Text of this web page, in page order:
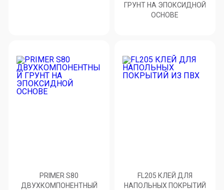
ГРУНТ НА ЭПОКСИДНОЙ
ОСНОВЕ
PRIMER S80
ДВУХКОМПОНЕНТНЫЙ
FL205 КЛЕЙ ДЛЯ
НАПОЛЬНЫХ ПОКРЫТИЙ